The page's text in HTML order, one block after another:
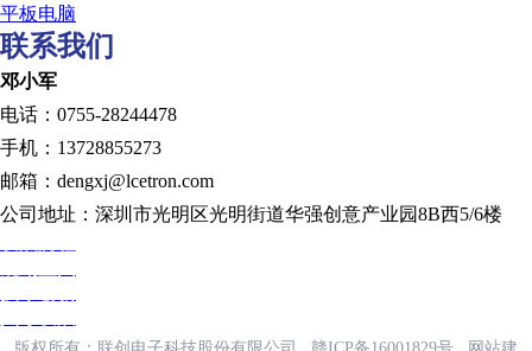
平板电脑
联系我们
邓小军
电话：0755-28244478
手机：13728855273
邮箱：dengxj@lcetron.com
公司地址：深圳市光明区光明街道华强创意产业园8B西5/6楼